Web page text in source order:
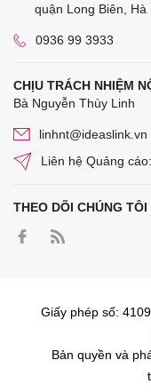
quận Long Biên, Hà
0936 99 3933
CHỊU TRÁCH NHIỆM
Bà Nguyễn Thùy Linh
linhnt@ideaslink.vn
Liên hệ Quảng
THEO DÕI CHÚNG TÔI
Giấy phép số:
Bản quyền và